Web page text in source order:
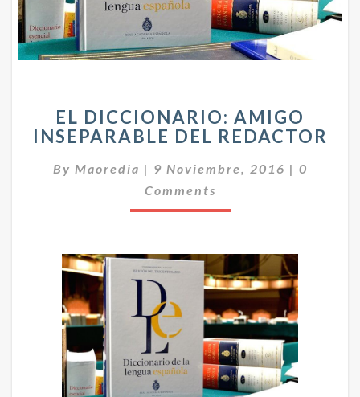
L
D
C
C
I
A
O
:
M
EL DICCIONARIO: AMIGO
INSEPARABLE DEL REDACTOR
By Maoredia | 9 Noviembre, 2016 | C
O
0
Comments